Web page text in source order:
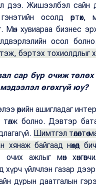
л дээ. Жишээлбэл сайн
осолд
хувиараа бизнес
осол
бэртэх тохиолдлыг
сар бүр очиж
өгөхгүй юу?
өөрийн ашигладаг
болно. Дэвтэр
Шимтгэл
байгаад нөхөөд
ажлыг мөн
хүрч үйлчлэн газар
дурын даатгалын